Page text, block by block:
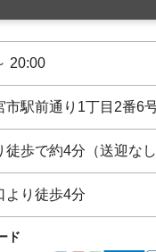
20:00
市駅前通り1丁目2番6
徒歩で約4分（送迎なし
より徒歩4分
ド